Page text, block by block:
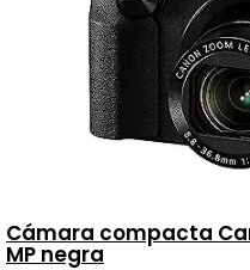
Cámara compacta
MP negra